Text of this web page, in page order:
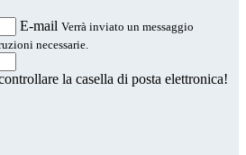
E-mail Verrà inviato un messaggio
necessarie.
la casella di posta elettronica!